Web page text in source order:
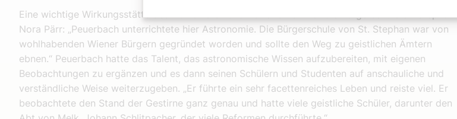
Eine wichtige Wirkungsstätte des Humanisten und Astronomen war die Bürgerschule St. Stephan.
Nora Pärr: „Peuerbach unterrichtete hier Astronomie. Die Bürgerschule von St. Stephan war von
wohlhabenden Wiener Bürgern gegründet worden und sollte den Weg zu geistlichen Ämtern
ebnen.“ Peuerbach hatte das Talent, das astronomische Wissen aufzubereiten, mit eigenen
Beobachtungen zu ergänzen und es dann seinen Schülern und Studenten auf anschauliche und
verständliche Weise weiterzugeben. „Er führte ein sehr facettenreiches Leben und reiste viel. Er
beobachtete den Stand der Gestirne ganz genau und hatte viele geistliche Schüler, darunter den